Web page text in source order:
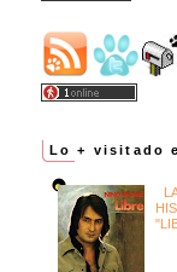
Lo + visitado